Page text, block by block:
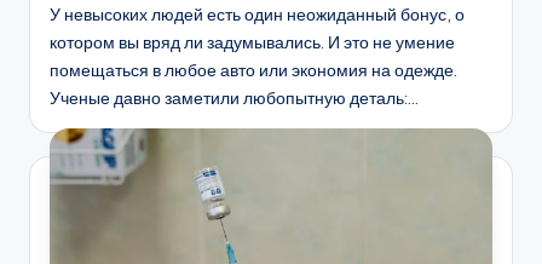
У невысоких людей есть один неожиданный бонус, о
котором вы вряд ли задумывались. И это не умение
помещаться в любое авто или экономия на одежде.
Ученые давно заметили любопытную деталь:…